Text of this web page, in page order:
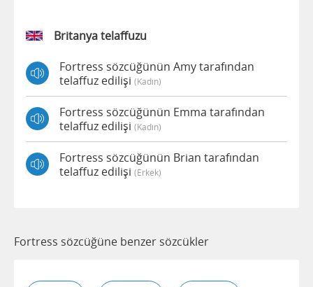
Britanya telaffuzu
Fortress sözcüğünün Amy tarafından
telaffuz edilişi (kadın)
Fortress sözcüğünün Emma tarafından
telaffuz edilişi (kadın)
Fortress sözcüğünün Brian tarafından
telaffuz edilişi (erkek)
Fortress sözcüğüne benzer sözcükler